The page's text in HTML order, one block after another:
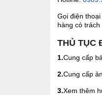
Gọi điện
hàng có
THỦ TỤC
1.Cung cấp
2.Cung cấp
3.Xem thêm